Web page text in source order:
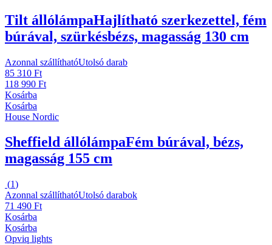
Tilt állólámpaHajlítható szerkezettel, fém
búrával, szürkésbézs, magasság 130 cm
Azonnal szállíthatóUtolsó darab
85 310 Ft
118 990 Ft
Kosárba
Kosárba
House Nordic
Sheffield állólámpaFém búrával, bézs,
magasság 155 cm
(1)
Azonnal szállíthatóUtolsó darabok
71 490 Ft
Kosárba
Kosárba
Opviq lights